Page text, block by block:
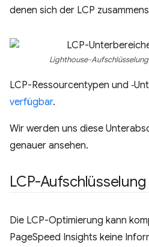
denen sich der LCP
Lighthouse-
LCP-Ressourcentypen und
verfügbar.
Wir werden uns diese
genauer ansehen.
LCP-Aufschlüsselung
Die LCP-Optimierung kann
PageSpeed Insights keine